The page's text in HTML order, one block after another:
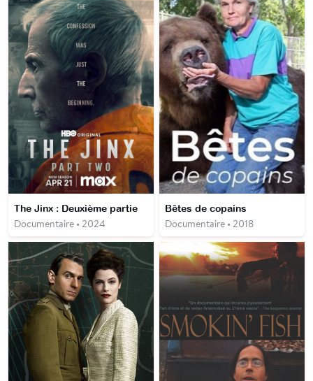
The Jinx : Deuxième partie
Documentaire • 2024
Bêtes de copains
Documentaire • 2018